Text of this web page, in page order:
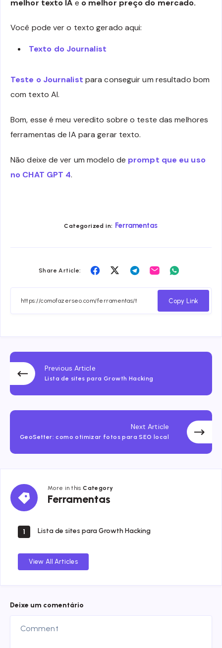
melhor texto IA e o melhor preço do mercado.
Você pode ver o texto gerado aqui:
Texto do Journalist
Teste o Journalist para conseguir um resultado bom
com texto AI.
Bom, esse é meu veredito sobre o teste das melhores
ferramentas de IA para gerar texto.
Não deixe de ver um modelo de prompt que eu uso
no CHAT GPT 4.
Categorized in: Ferramentas
Share Article:
Share
Facebook
Share
Twitter
Share
Telegram
Share
Email Whatsapp
Copy Link
Previous Article
Lista de sites para Growth Hacking
Next Article
GeoSetter: como otimizar fotos para SEO local
More in thisCategory
Ferramentas
Ferramentas
1 Lista de sites para Growth Hacking
View All Articles
Deixe um comentário